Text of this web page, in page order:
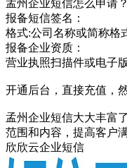
孟州企业短信怎么申请？
报备短信签名：
格式:公司名称或简称格
报备企业资质：
营业执照扫描件或电子版
开通后台，直接充值，
孟州企业短信大大丰富
范围和内容，提高客户
欣欣云企业短信